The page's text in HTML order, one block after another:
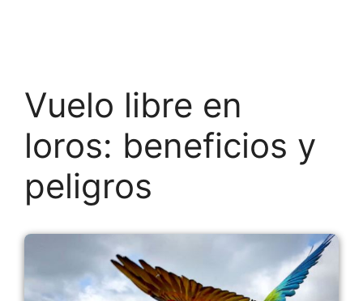
Vuelo libre en
loros: beneficios y
peligros